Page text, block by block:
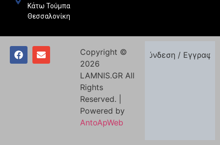
Κάτω Τούμπα
Θεσσαλονίκη
Copyright ©
2026
LAMNIS.GR All
Rights
Reserved. |
Powered by
AntoApWeb
Σύνδεση / Εγγραφή